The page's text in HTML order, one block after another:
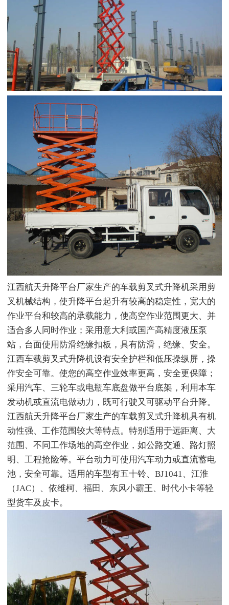
江西航天升降平台厂家生产的车载剪叉式升降机采用剪
叉机械结构，使升降平台起升有较高的稳定性，宽大的
作业平台和较高的承载能力，使高空作业范围更大、并
适合多人同时作业；采用意大利或国产高精度液压泵
站，台面使用防滑绝缘扣板，具有防滑，绝缘、安全。
江西车载剪叉式升降机设有安全护栏和低压操纵屏，操
作安全可靠。使您的高空作业效率更高，安全更保障；
采用汽车、三轮车或电瓶车底盘做平台底架，利用本车
发动机或直流电做动力，既可行驶又可驱动平台升降。
江西航天升降平台厂家生产的车载剪叉式升降机具有机
动性强、工作范围较大等特点。特别适用于远距离、大
范围、不同工作场地的高空作业，如公路交通、路灯照
明、工程抢险等。平台动力可使用汽车动力或直流蓄电
池，安全可靠。适用的车型有五十铃、BJ1041、江淮
（JAC）、依维柯、福田、东风小霸王、时代小卡等轻
型货车及皮卡。